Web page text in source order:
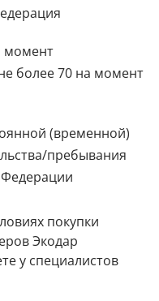
момент
более 70 на момент
(временной)
пребывания
покупки
Экодар
у специалистов